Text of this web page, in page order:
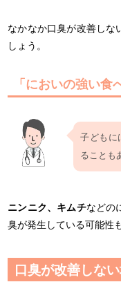
なかなか口臭が改善しな
しょう。
「においの強い食
子どもに
ることも
ニンニク、キムチなどの
臭が発生している可能性
口臭が改善しな